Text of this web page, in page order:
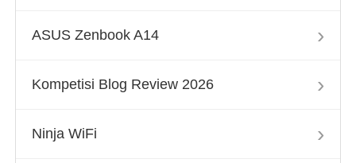
ASUS Zenbook A14 ›
Kompetisi Blog Review 2026 ›
Ninja WiFi ›